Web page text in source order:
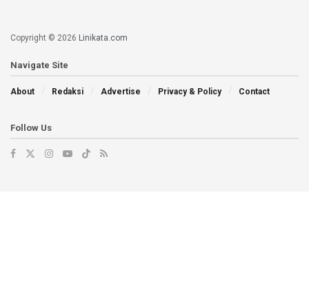
Copyright © 2026 Linikata.com
Navigate Site
About Redaksi Advertise Privacy & Policy Contact
Follow Us